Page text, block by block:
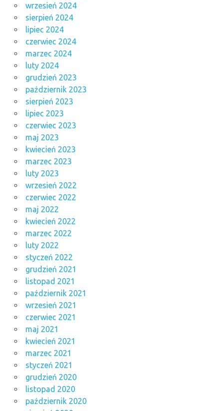
wrzesień 2024
sierpień 2024
lipiec 2024
czerwiec 2024
marzec 2024
luty 2024
grudzień 2023
październik 2023
sierpień 2023
lipiec 2023
czerwiec 2023
maj 2023
kwiecień 2023
marzec 2023
luty 2023
wrzesień 2022
czerwiec 2022
maj 2022
kwiecień 2022
marzec 2022
luty 2022
styczeń 2022
grudzień 2021
listopad 2021
październik 2021
wrzesień 2021
czerwiec 2021
maj 2021
kwiecień 2021
marzec 2021
styczeń 2021
grudzień 2020
listopad 2020
październik 2020